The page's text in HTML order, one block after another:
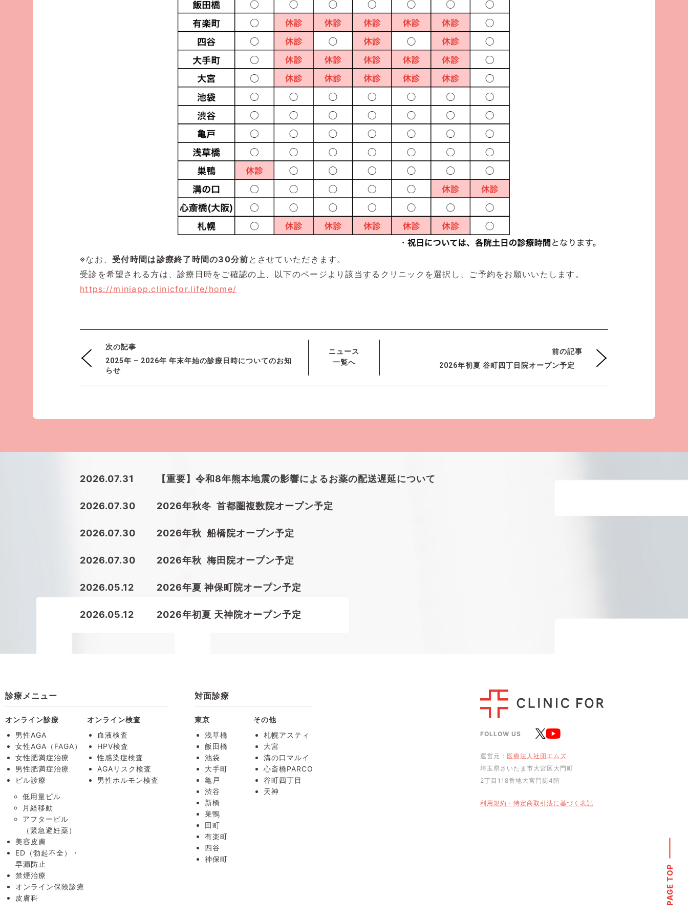
※なお、 受付時間は診療終了時間の30分前 とさせていただきます。
受診を希望される方は、診療日時をご確認の上、以下のページより該当するクリニックを選択し、ご予約をお願いいたします。
https://miniapp.clinicfor.life/home/
次の記事
2025年 – 2026年 年末年始の診療日時についてのお知
らせ
ニュース
一覧へ
前の記事
2026年初夏 谷町四丁目院オープン予定
2026.07.31 【重要】令和8年熊本地震の影響によるお薬の配送遅延について
2026.07.30 2026年秋冬 首都圏複数院オープン予定
2026.07.30 2026年秋 船橋院オープン予定
2026.07.30 2026年秋 梅田院オープン予定
2026.05.12 2026年夏 神保町院オープン予定
2026.05.12 2026年初夏 天神院オープン予定
診療メニュー
オンライン診療
男性AGA
女性AGA（FAGA）
女性肥満症治療
男性肥満症治療
ピル診療
低用量ピル
月経移動
アフターピル
（緊急避妊薬）
美容皮膚
ED（勃起不全）・
早漏防止
禁煙治療
オンライン保険診療
皮膚科
オンライン検査
血液検査
HPV検査
性感染症検査
AGAリスク検査
男性ホルモン検査
対面診療
東京
浅草橋
飯田橋
池袋
大手町
亀戸
渋谷
新橋
巣鴨
田町
有楽町
四谷
神保町
その他
札幌アスティ
大宮
溝の口マルイ
心斎橋PARCO
谷町四丁目
天神
FOLLOW US
運営元：医療法人社団エムズ
埼玉県さいたま市大宮区大門町
2丁目118番地大宮門街4階
利用規約・特定商取引法に基づく表記
PAGE TOP